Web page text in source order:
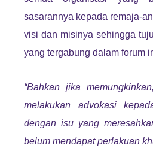
sasarannya kepada remaja-
visi dan misinya sehingga
yang tergabung dalam forum
“Bahkan jika
melakukan advokasi
dengan isu yang
belum mendapat perlakuan